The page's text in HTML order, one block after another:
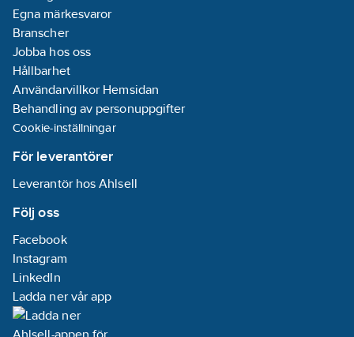
Egna märkesvaror
Branscher
Jobba hos oss
Hållbarhet
Användarvillkor Hemsidan
Behandling av personuppgifter
Cookie-inställningar
För leverantörer
Leverantör hos Ahlsell
Följ oss
Facebook
Instagram
LinkedIn
Ladda ner vår app